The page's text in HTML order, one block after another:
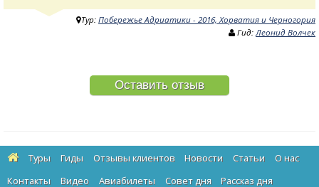
Тур: Побережье Адриатики - 2016, Хорватия и Черногория
Гид:Леонид Волчек
Оставить отзыв
Туры Гиды Отзывы клиентов Новости Статьи
О нас
Контакты
Видео Авиабилеты Cовет дня Рассказ дня